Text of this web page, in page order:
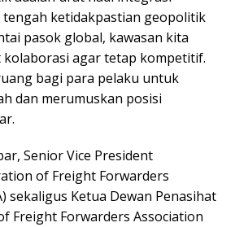
tengah ketidakpastian geopolitik
pasok global, kawasan kita
agar tetap kompetitif.
bagi para pelaku untuk
dan merumuskan posisi
Senior Vice President
of Freight Forwarders
sekaligus Ketua Dewan Penasihat
Freight Forwarders Association